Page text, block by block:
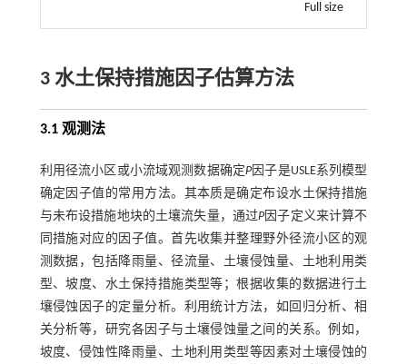
Full size
3 水土保持措施因子估算方法
3.1 观测法
利用径流小区或小流域观测数据确定P因子是USLE系列模型
确定因子值的常用方法。其本质是确定布设水土保持措施
与未布设措施地块的土壤流失量，通过P因子定义来计算不
同措施对应的因子值。首先收集并整理野外径流小区的观
测数据，包括降雨量、径流量、土壤侵蚀量、土地利用类
型、坡度、水土保持措施类型等；根据收集的数据进行土
壤侵蚀因子的定量分析。利用统计方法，如回归分析、相
关分析等，研究各因子与土壤侵蚀量之间的关系。例如，
坡度、侵蚀性降雨量、土地利用类型等因素对土壤侵蚀的